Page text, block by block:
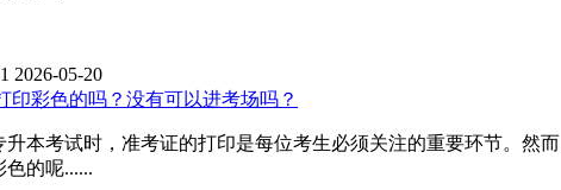
2026-05-20
彩色的吗？没有可以进考场吗？
本考试时，准考证的打印是每位考生必须关注的重要环节。然
的呢......